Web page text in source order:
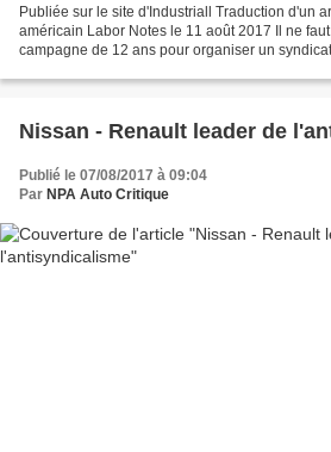
Publiée sur le site d'Industriall Traduction d'un
américain Labor Notes le 11 août 2017 Il ne
campagne de 12 ans pour organiser un
Nissan - Renault leader de
Publié le 07/08/2017 à 09:04
Par NPA Auto Critique